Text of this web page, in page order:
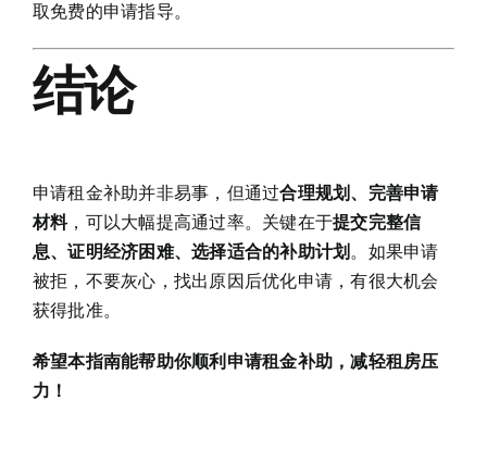
取免费的申请指导。
结论
申请租金补助并非易事，但通过合理规划、完善申请
材料，可以大幅提高通过率。关键在于提交完整信
息、证明经济困难、选择适合的补助计划。如果申请
被拒，不要灰心，找出原因后优化申请，有很大机会
获得批准。
希望本指南能帮助你顺利申请租金补助，减轻租房压
力！